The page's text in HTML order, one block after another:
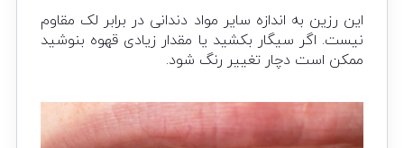
این رزین به اندازه سایر مواد دندانی در برابر لک مقاوم
نیست. اگر سیگار بکشید یا مقدار زیادی قهوه بنوشید
ممکن است دچار تغییر رنگ شود.